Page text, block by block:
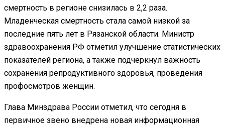
смертность в регионе снизилась в 2,2 раза.
Младенческая смертность стала самой низкой за
последние пять лет в Рязанской области. Министр
здравоохранения РФ отметил улучшение статистических
показателей региона, а также подчеркнул важность
сохранения репродуктивного здоровья, проведения
профосмотров женщин.
Глава Минздрава России отметил, что сегодня в
первичное звено внедрена новая информационная